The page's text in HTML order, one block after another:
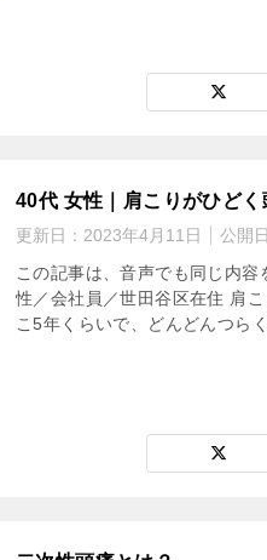
40代 女性｜肩こりがひど
更新日： 2023年4月11日 公開
この記事は、音声でも同じ内
性／会社員／世田谷区在住 肩
こ5年くらいで、どんどんつら